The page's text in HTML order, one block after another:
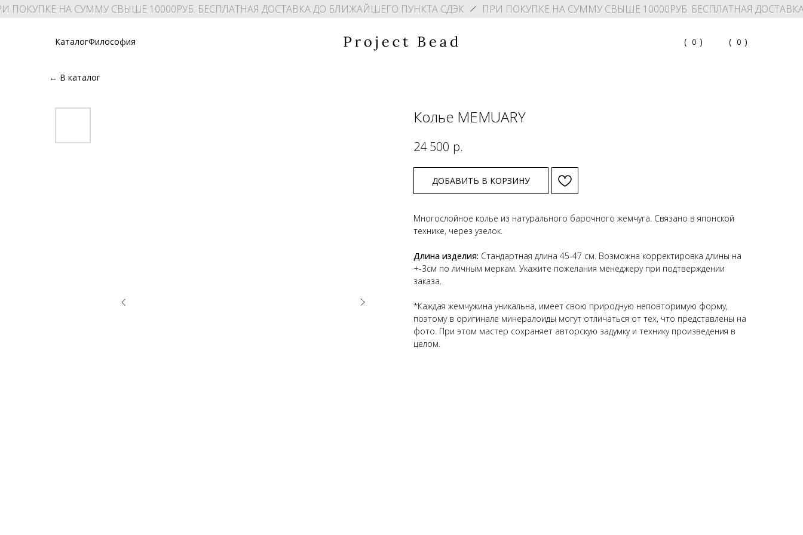
ПОКУПКЕ НА СУММУ СВЫШЕ 10000РУБ. БЕСПЛАТНАЯ ДОСТАВКА ДО БЛИЖАЙШЕГО ПУНКТА СДЭК ПРИ ПОКУПКЕ НА СУММУ СВЫШЕ 10000РУБ. БЕСПЛАТНАЯ
КаталогФилософия ( )
0
( )
0
← В каталог
Колье MEMUARY
24 500 р.
ДОБАВИТЬ В КОРЗИНУ
Многослойное колье из натурального барочного жемчуга. Связано в японской
технике, через узелок.
Длина изделия: Стандартная длина 45-47 см. Возможна корректировка длины на
+-3см по личным меркам. Укажите пожелания менеджеру при подтверждении
заказа.
*Каждая жемчужина уникальна, имеет свою природную неповторимую форму,
поэтому в оригинале минералоиды могут отличаться от тех, что представлены на
фото. При этом мастер сохраняет авторскую задумку и технику произведения в
целом.